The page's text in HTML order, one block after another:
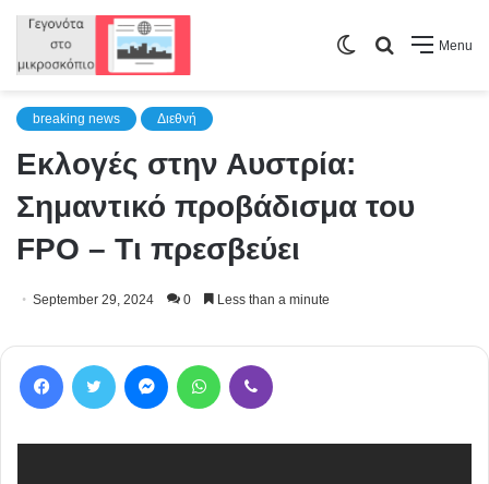
Menu
Search
Switch
breaking news Διεθνή
Εκλογές στην Αυστρία:
Σημαντικό προβάδισμα του
FPO – Tι πρεσβεύει
September 29, 2024 0 Less than a minute